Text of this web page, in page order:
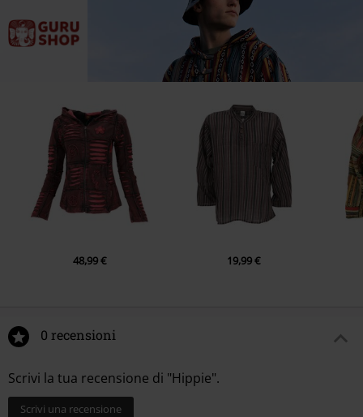
48,99 € 19,99 €
0 recensioni
Scrivi la tua recensione di "Hippie".
Scrivi una recensione